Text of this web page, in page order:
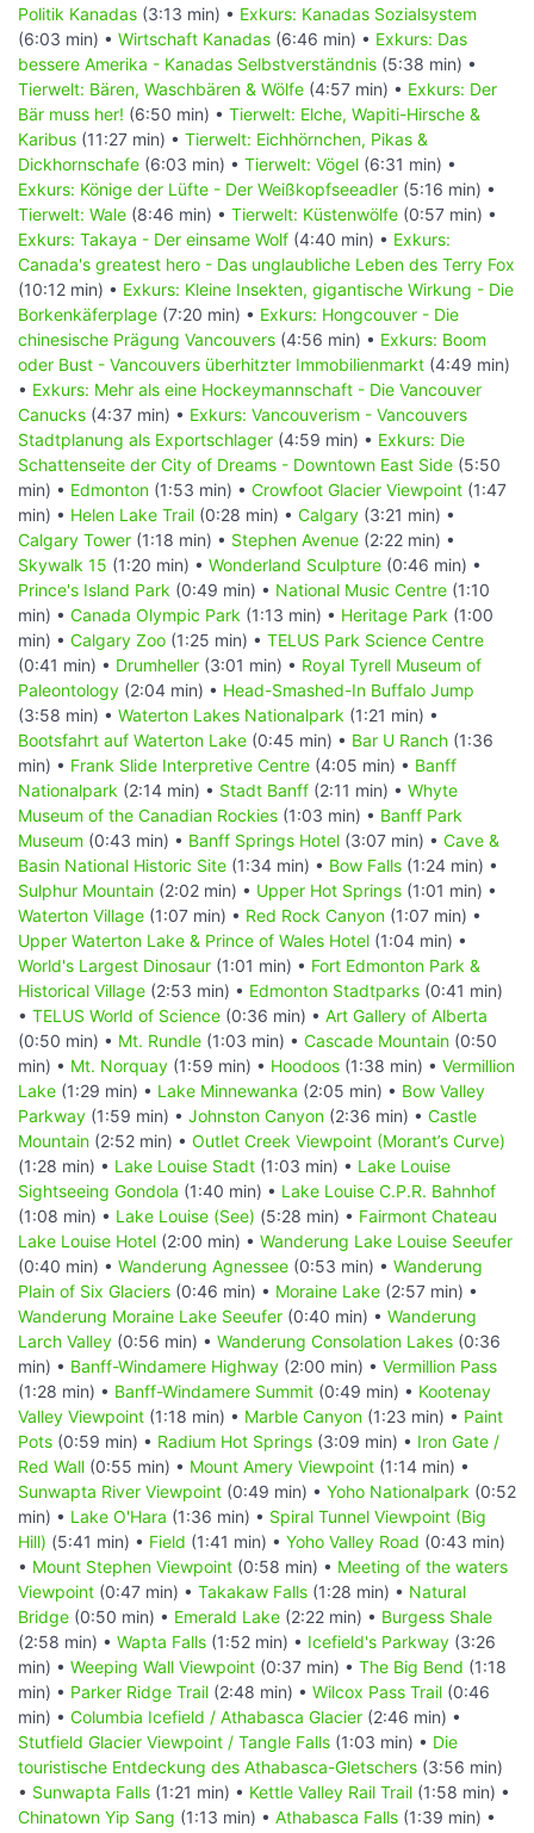
Politik Kanadas (3:13 min) • Exkurs: Kanadas Sozialsystem
(6:03 min) • Wirtschaft Kanadas (6:46 min) • Exkurs: Das
bessere Amerika - Kanadas Selbstverständnis (5:38 min) •
Tierwelt: Bären, Waschbären & Wölfe (4:57 min) • Exkurs: Der
Bär muss her! (6:50 min) • Tierwelt: Elche, Wapiti-Hirsche &
Karibus (11:27 min) • Tierwelt: Eichhörnchen, Pikas &
Dickhornschafe (6:03 min) • Tierwelt: Vögel (6:31 min) •
Exkurs: Könige der Lüfte - Der Weißkopfseeadler (5:16 min) •
Tierwelt: Wale (8:46 min) • Tierwelt: Küstenwölfe (0:57 min) •
Exkurs: Takaya - Der einsame Wolf (4:40 min) • Exkurs:
Canada's greatest hero - Das unglaubliche Leben des Terry Fox
(10:12 min) • Exkurs: Kleine Insekten, gigantische Wirkung - Die
Borkenkäferplage (7:20 min) • Exkurs: Hongcouver - Die
chinesische Prägung Vancouvers (4:56 min) • Exkurs: Boom
oder Bust - Vancouvers überhitzter Immobilienmarkt (4:49 min)
• Exkurs: Mehr als eine Hockeymannschaft - Die Vancouver
Canucks (4:37 min) • Exkurs: Vancouverism - Vancouvers
Stadtplanung als Exportschlager (4:59 min) • Exkurs: Die
Schattenseite der City of Dreams - Downtown East Side (5:50
min) • Edmonton (1:53 min) • Crowfoot Glacier Viewpoint (1:47
min) • Helen Lake Trail (0:28 min) • Calgary (3:21 min) •
Calgary Tower (1:18 min) • Stephen Avenue (2:22 min) •
Skywalk 15 (1:20 min) • Wonderland Sculpture (0:46 min) •
Prince's Island Park (0:49 min) • National Music Centre (1:10
min) • Canada Olympic Park (1:13 min) • Heritage Park (1:00
min) • Calgary Zoo (1:25 min) • TELUS Park Science Centre
(0:41 min) • Drumheller (3:01 min) • Royal Tyrell Museum of
Paleontology (2:04 min) • Head-Smashed-In Buffalo Jump
(3:58 min) • Waterton Lakes Nationalpark (1:21 min) •
Bootsfahrt auf Waterton Lake (0:45 min) • Bar U Ranch (1:36
min) • Frank Slide Interpretive Centre (4:05 min) • Banff
Nationalpark (2:14 min) • Stadt Banff (2:11 min) • Whyte
Museum of the Canadian Rockies (1:03 min) • Banff Park
Museum (0:43 min) • Banff Springs Hotel (3:07 min) • Cave &
Basin National Historic Site (1:34 min) • Bow Falls (1:24 min) •
Sulphur Mountain (2:02 min) • Upper Hot Springs (1:01 min) •
Waterton Village (1:07 min) • Red Rock Canyon (1:07 min) •
Upper Waterton Lake & Prince of Wales Hotel (1:04 min) •
World's Largest Dinosaur (1:01 min) • Fort Edmonton Park &
Historical Village (2:53 min) • Edmonton Stadtparks (0:41 min)
• TELUS World of Science (0:36 min) • Art Gallery of Alberta
(0:50 min) • Mt. Rundle (1:03 min) • Cascade Mountain (0:50
min) • Mt. Norquay (1:59 min) • Hoodoos (1:38 min) • Vermillion
Lake (1:29 min) • Lake Minnewanka (2:05 min) • Bow Valley
Parkway (1:59 min) • Johnston Canyon (2:36 min) • Castle
Mountain (2:52 min) • Outlet Creek Viewpoint (Morant’s Curve)
(1:28 min) • Lake Louise Stadt (1:03 min) • Lake Louise
Sightseeing Gondola (1:40 min) • Lake Louise C.P.R. Bahnhof
(1:08 min) • Lake Louise (See) (5:28 min) • Fairmont Chateau
Lake Louise Hotel (2:00 min) • Wanderung Lake Louise Seeufer
(0:40 min) • Wanderung Agnessee (0:53 min) • Wanderung
Plain of Six Glaciers (0:46 min) • Moraine Lake (2:57 min) •
Wanderung Moraine Lake Seeufer (0:40 min) • Wanderung
Larch Valley (0:56 min) • Wanderung Consolation Lakes (0:36
min) • Banff-Windamere Highway (2:00 min) • Vermillion Pass
(1:28 min) • Banff-Windamere Summit (0:49 min) • Kootenay
Valley Viewpoint (1:18 min) • Marble Canyon (1:23 min) • Paint
Pots (0:59 min) • Radium Hot Springs (3:09 min) • Iron Gate /
Red Wall (0:55 min) • Mount Amery Viewpoint (1:14 min) •
Sunwapta River Viewpoint (0:49 min) • Yoho Nationalpark (0:52
min) • Lake O'Hara (1:36 min) • Spiral Tunnel Viewpoint (Big
Hill) (5:41 min) • Field (1:41 min) • Yoho Valley Road (0:43 min)
• Mount Stephen Viewpoint (0:58 min) • Meeting of the waters
Viewpoint (0:47 min) • Takakaw Falls (1:28 min) • Natural
Bridge (0:50 min) • Emerald Lake (2:22 min) • Burgess Shale
(2:58 min) • Wapta Falls (1:52 min) • Icefield's Parkway (3:26
min) • Weeping Wall Viewpoint (0:37 min) • The Big Bend (1:18
min) • Parker Ridge Trail (2:48 min) • Wilcox Pass Trail (0:46
min) • Columbia Icefield / Athabasca Glacier (2:46 min) •
Stutfield Glacier Viewpoint / Tangle Falls (1:03 min) • Die
touristische Entdeckung des Athabasca-Gletschers (3:56 min)
• Sunwapta Falls (1:21 min) • Kettle Valley Rail Trail (1:58 min) •
Chinatown Yip Sang (1:13 min) • Athabasca Falls (1:39 min) •